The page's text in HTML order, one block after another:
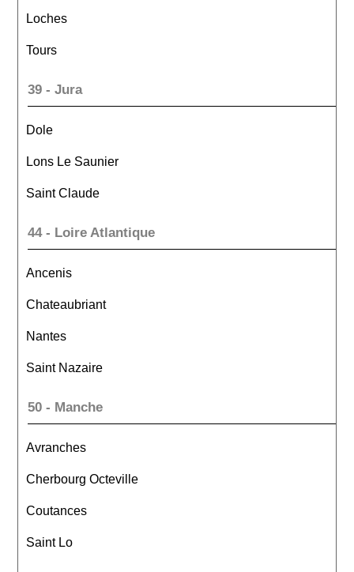
Loches
Tours
39 - Jura
Dole
Lons Le Saunier
Saint Claude
44 - Loire Atlantique
Ancenis
Chateaubriant
Nantes
Saint Nazaire
50 - Manche
Avranches
Cherbourg Octeville
Coutances
Saint Lo